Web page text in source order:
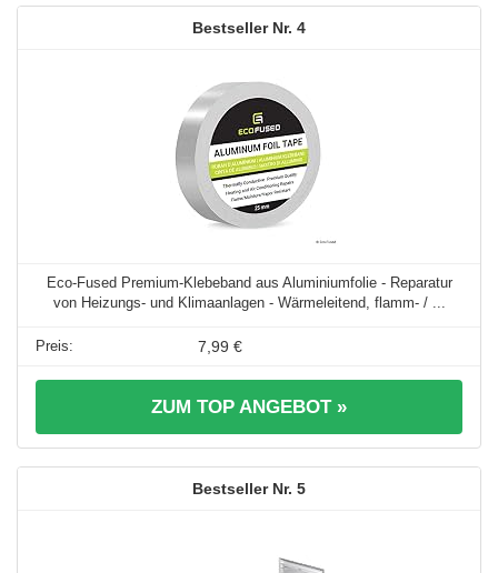
4
Eco-Fused Premium-Klebeband aus Aluminiumfolie - Reparatur
von Heizungs- und Klimaanlagen - Wärmeleitend, flamm- / ...
7,99 €
ZUM TOP ANGEBOT »
5